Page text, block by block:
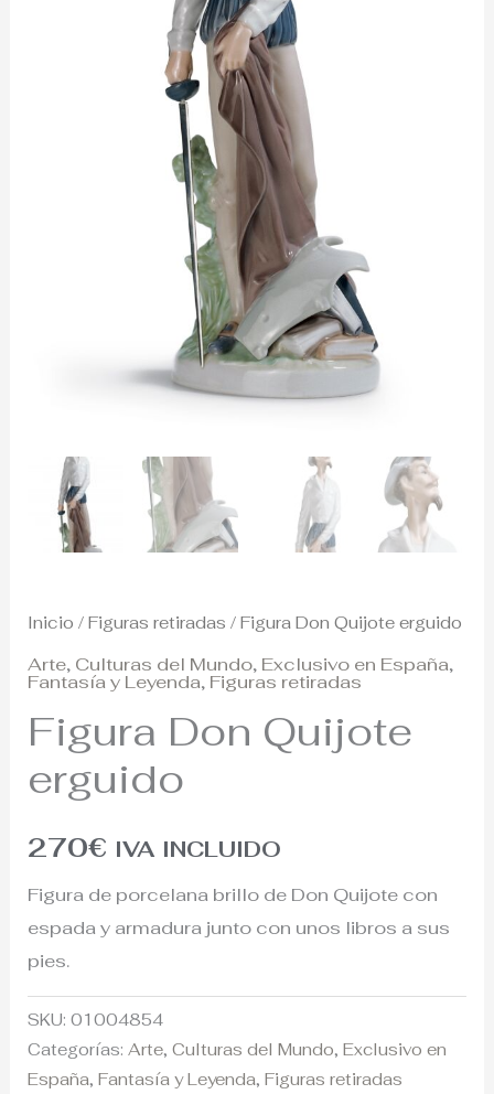
Inicio /Figuras retiradas / Figura Don Quijote erguido
Arte, Culturas del Mundo, Exclusivo en España,
Fantasía y Leyenda, Figuras retiradas
Figura Don Quijote
erguido
270€ IVA INCLUIDO
Figura de porcelana brillo de Don Quijote con
espada y armadura junto con unos libros a sus
pies.
SKU:01004854
Categorías:Arte,Culturas del Mundo,Exclusivo en
España,Fantasía y Leyenda,Figuras retiradas